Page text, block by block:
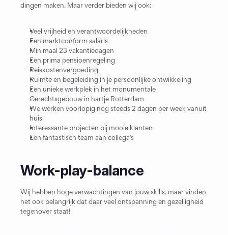
dingen maken. Maar verder bieden wij ook:
Veel vrijheid en verantwoordelijkheden
Een marktconform salaris
Minimaal 23 vakantiedagen
Een prima pensioenregeling
Reiskostenvergoeding
Ruimte en begeleiding in je persoonlijke ontwikkeling
Een unieke werkplek in het monumentale
Gerechtsgebouw in hartje Rotterdam
We werken voorlopig nog steeds 2 dagen per week vanuit
huis
Interessante projecten bij mooie klanten
Een fantastisch team aan collega’s
Work-play-balance
Wij hebben hoge verwachtingen van jouw skills, maar vinden
het ook belangrijk dat daar veel ontspanning en gezelligheid
tegenover staat!